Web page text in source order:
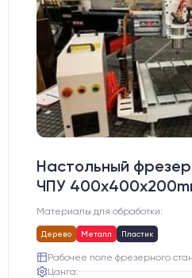
Настольный
ЧПУ
Материалы для обработки:
Дерево Металл Пластик
Рабочее поле фрезерного
Цанга: